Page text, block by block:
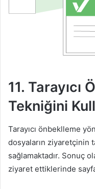
11. Tarayıcı
Tekniğini
Tarayıcı önbeklleme
dosyaların ziyaretçinin
sağlamaktadır. Sonuç
ziyaret ettiklerinde